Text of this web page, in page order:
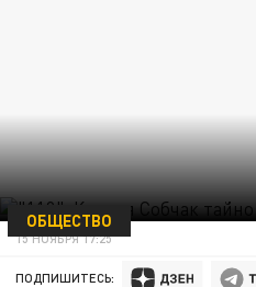
ОБЩЕСТВО
15 НОЯБРЯ 17:25
ПОДПИШИТЕСЬ: